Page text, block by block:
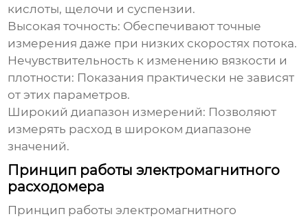
кислоты, щелочи и суспензии.
Высокая точность: Обеспечивают точные
измерения даже при низких скоростях потока.
Нечувствительность к изменению вязкости и
плотности: Показания практически не зависят
от этих параметров.
Широкий диапазон измерений: Позволяют
измерять расход в широком диапазоне
значений.
Принцип работы электромагнитного
расходомера
Принцип работыэлектромагнитного